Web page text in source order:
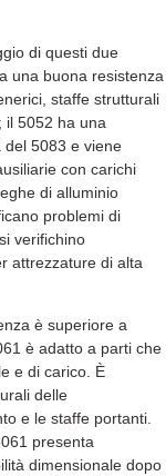
di questi due
una buona resistenza
staffe strutturali
il 5052 ha una
del 5083 e viene
con carichi
di alluminio
problemi di
verifichino
attrezzature di alta
è superiore a
è adatto a parti che
e di carico. È
delle
e le staffe portanti.
presenta
dimensionale dopo